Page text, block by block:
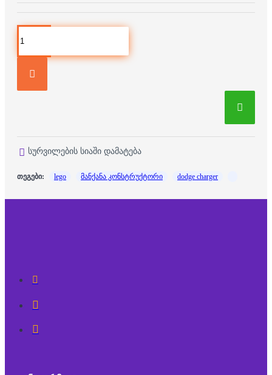
სურვილების სიაში დამატება
თეგები: lego მანქანა კონსტრუქტორი dodge charger